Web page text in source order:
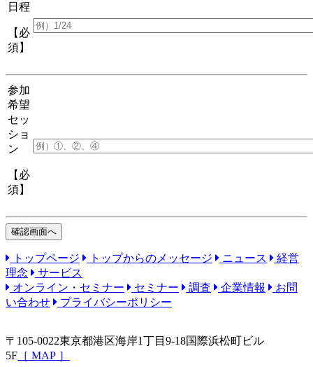
日程
【必
須】
参加
希望
セッ
ショ
ン
【必
須】
トップページ トップからのメッセージ ニュース
経営
理念
サービス
オンライン・セミナー
セミナー 調査 企業情報
お問
い合わせ
プライバシーポリシー
〒105-0022東京都港区海岸1丁目9-18国際浜松町ビル
5F ［ MAP ］